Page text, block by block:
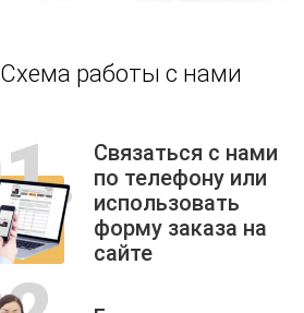
Схема работы с нами
Связаться с нами
по телефону или
использовать
форму заказа на
сайте